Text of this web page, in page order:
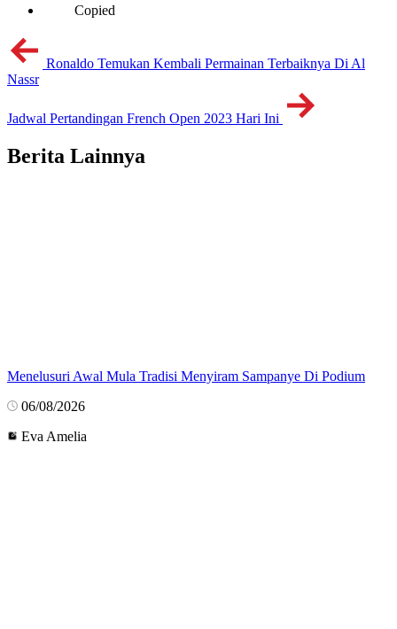
Copied
Ronaldo Temukan Kembali Permainan Terbaiknya Di Al
Nassr
Jadwal Pertandingan French Open 2023 Hari Ini
Berita Lainnya
Menelusuri Awal Mula Tradisi Menyiram Sampanye Di Podium
06/08/2026
Eva Amelia